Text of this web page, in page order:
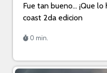
Fue tan bueno... ¡Que
coast 2da edicion
0 min.